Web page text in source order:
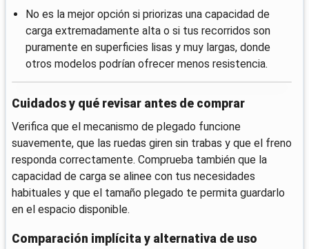
No es la mejor opción si priorizas una capacidad de
carga extremadamente alta o si tus recorridos son
puramente en superficies lisas y muy largas, donde
otros modelos podrían ofrecer menos resistencia.
Cuidados y qué revisar antes de comprar
Verifica que el mecanismo de plegado funcione
suavemente, que las ruedas giren sin trabas y que el freno
responda correctamente. Comprueba también que la
capacidad de carga se alinee con tus necesidades
habituales y que el tamaño plegado te permita guardarlo
en el espacio disponible.
Comparación implícita y alternativa de uso